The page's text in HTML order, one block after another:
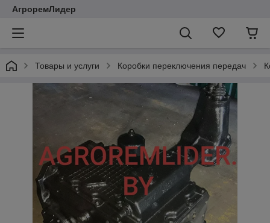
АгроремЛидер
Товары и услуги Коробки переключения передач